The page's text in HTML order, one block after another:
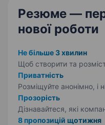
Резюме —
нової роботи
Не більше 3 хвилин
Щоб створити та
Приватність
Розміщуйте анонімно, і
Прозорість
Дізнавайтеся, які
8 пропозицій щотижня